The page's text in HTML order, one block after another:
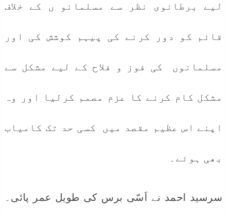
لیے برطانوی نظر سے مسلمانو ں کے خلاف
قائم کو دور کرنے کی پیہم کوشش کی اور
مسلمانوں کی فوز و فلاح کے لیے مشکل سے
مشکل کام کرنے کا عزم مصمم کرلیا اور وہ
اپنے اس عظیم مقصد میں کسی حد تک کامیاب
بھی ہوئے۔
سرسید احمد نے اَسّی برس کی طویل عمر پائی۔